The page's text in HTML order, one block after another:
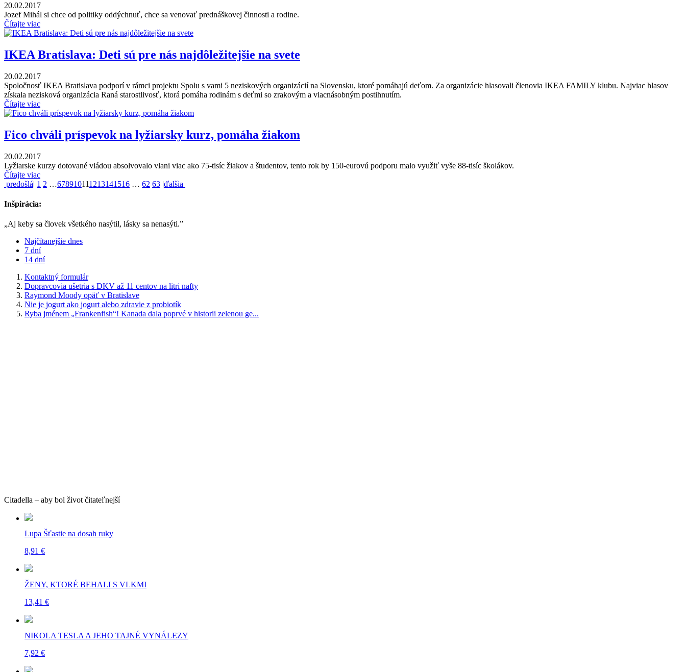
20.02.2017
Jozef Mihál si chce od politiky oddýchnuť, chce sa venovať prednáškovej činnosti a rodine.
Čítajte viac
IKEA Bratislava: Deti sú pre nás najdôležitejšie na svete
20.02.2017
Spoločnosť IKEA Bratislava podporí v rámci projektu Spolu s vami 5 neziskových organizácií na Slovensku, ktoré pomáhajú deťom. Za organizácie hlasovali členovia IKEA FAMILY klubu. Najviac hlasov
získala nezisková organizácia Raná starostlivosť, ktorá pomáha rodinám s deťmi so zrakovým a viacnásobným postihnutím.
Čítajte viac
Fico chváli príspevok na lyžiarsky kurz, pomáha žiakom
20.02.2017
Lyžiarske kurzy dotované vládou absolvovalo vlani viac ako 75-tisíc žiakov a študentov, tento rok by 150-eurovú podporu malo využiť vyše 88-tisíc školákov.
Čítajte viac
predošlá| 1 2 …678910111213141516 … 62 63 |ďalšia
Inšpirácia:
„Aj keby sa človek všetkého nasýtil, lásky sa nenasýti.”
Najčítanejšie dnes
7 dní
14 dní
Kontaktný formulár
Dopravcovia ušetria s DKV až 11 centov na litri nafty
Raymond Moody opäť v Bratislave
Nie je jogurt ako jogurt alebo zdravie z probiotík
Ryba jménem „Frankenfish“! Kanada dala poprvé v historii zelenou ge...
Citadella – aby bol život čitateľnejší
Lupa Šťastie na dosah ruky
8,91 €
ŽENY, KTORÉ BEHALI S VLKMI
13,41 €
NIKOLA TESLA A JEHO TAJNÉ VYNÁLEZY
7,92 €